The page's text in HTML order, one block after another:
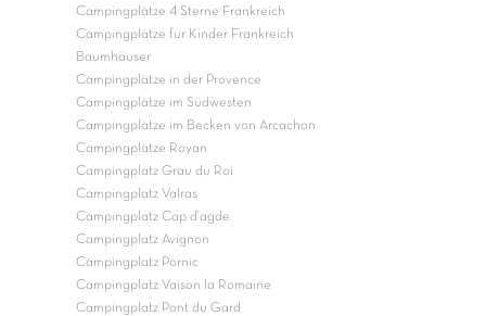
Campingplätze 4 Sterne Frankreich
Campingplätze für Kinder Frankreich
Baumhäuser
Campingplätze in der Provence
Campingplätze im Südwesten
Campingplätze im Becken von Arcachon
Campingplätze Royan
Campingplatz Grau du Roi
Campingplatz Valras
Campingplatz Cap d'agde
Campingplatz Avignon
Campingplatz Pornic
Campingplatz Vaison la Romaine
Campingplatz Pont du Gard